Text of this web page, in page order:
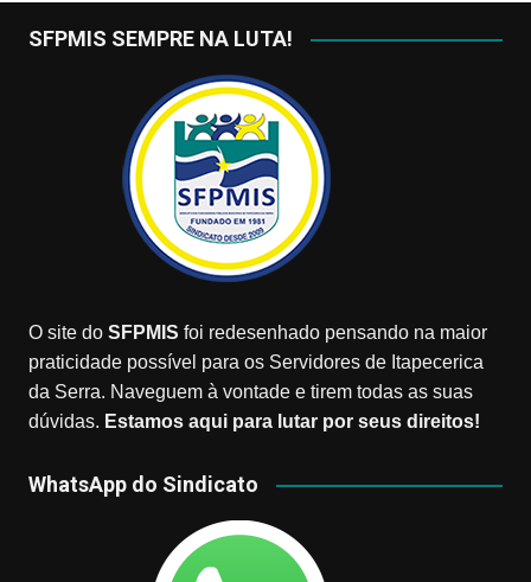
SFPMIS SEMPRE NA LUTA!
O site do SFPMIS foi redesenhado pensando na maior
praticidade possível para os Servidores de Itapecerica
da Serra. Naveguem à vontade e tirem todas as suas
dúvidas. Estamos aqui para lutar por seus direitos!
WhatsApp do Sindicato